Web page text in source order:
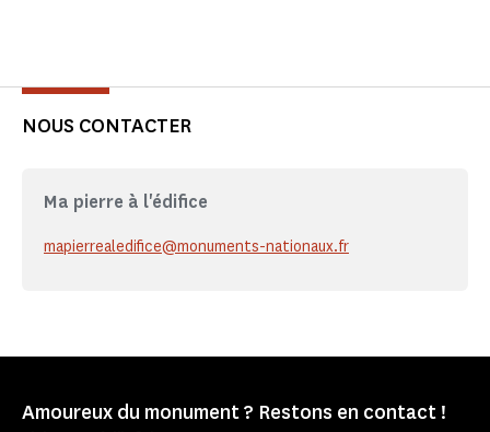
NOUS CONTACTER
Ma pierre à l'édifice
mapierrealedifice@monuments-nationaux.fr
Amoureux du monument ? Restons en contact !